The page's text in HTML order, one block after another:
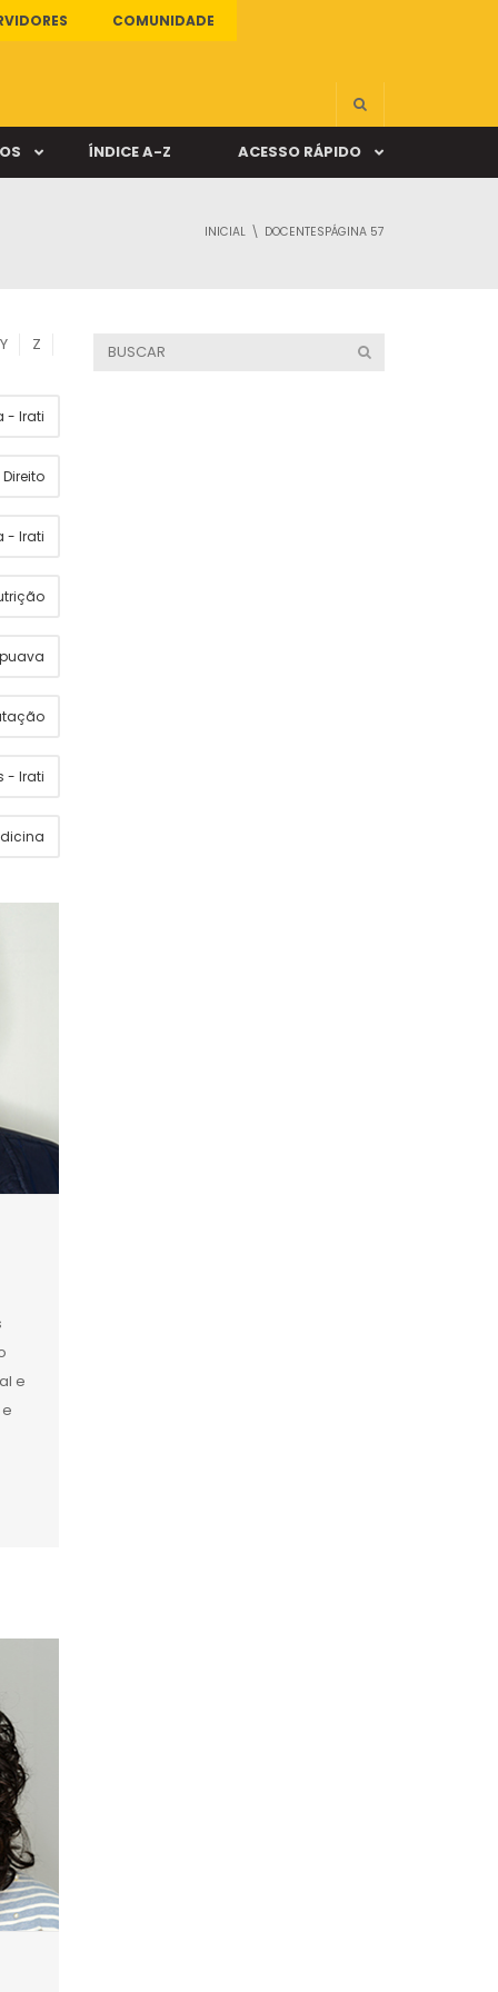
COMUNIDADE
ÍNDICE A-Z ACESSO RÁPIDO
INICIAL DOCENTESPÁGINA 57
Y Z
- Irati
Direito
- Irati
- Irati
e